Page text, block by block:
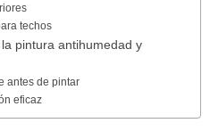
techos
pintura antihumedad y
antes de pintar
eficaz